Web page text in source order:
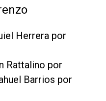
Herrera por
Rattalino por
Barrios por